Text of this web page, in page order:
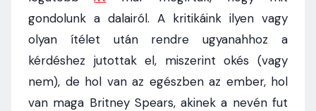
gondolunk a dalairól. A kritikáink ilyen vagy
olyan ítélet után rendre ugyanahhoz a
kérdéshez jutottak el, miszerint okés (vagy
nem), de hol van az egészben az ember, hol
van maga Britney Spears, akinek a nevén fut